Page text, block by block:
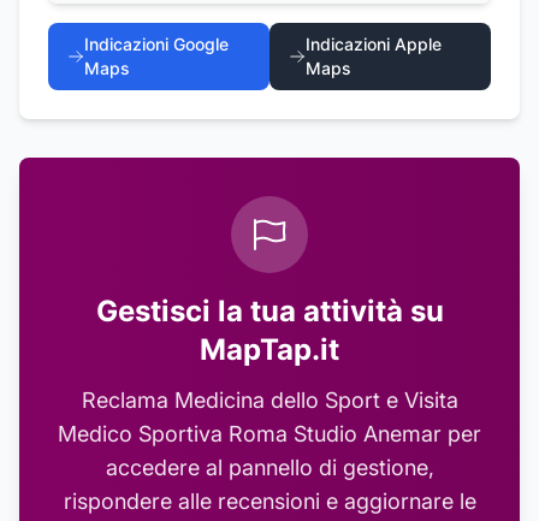
Indicazioni Google
Maps
Indicazioni Apple
Maps
Gestisci la tua attività su
MapTap.it
Reclama Medicina dello Sport e Visita
Medico Sportiva Roma Studio Anemar per
accedere al pannello di gestione,
rispondere alle recensioni e aggiornare le